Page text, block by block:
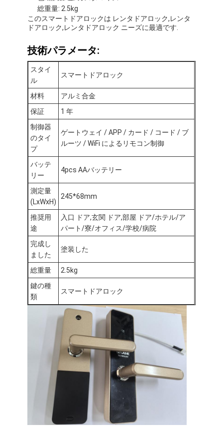
家へ
製品
ビデオ
わたしたち に つい て
工場ツアー
品質管理
連絡 ください
ニュース
ほぞ穴のドア ロック
ステンレス鋼のドアロック
出入口のhandlesets
総重量: 2.5kg
このスマートドアロックは レンタドアロック,レンタ
ドアロック,レンタドアロック ニーズに最適です.
技術パラメータ:
スタイ
ル
スマートドアロック
材料
アルミ合金
保証
1 年
制御器
のタイ
プ
ゲートウェイ / APP / カード / コード / ブ
ルーツ / WiFi によるリモコン制御
バッテ
リー
4pcs AAバッテリー
測定量
(LxWxH)
245*68mm
推奨用
途
入口 ドア,玄関 ドア,部屋 ドア/ホテル/ア
パート/寮/オフィス/学校/病院
完成し
ました
塗装した
総重量
2.5kg
鍵の種
類
スマートドアロック